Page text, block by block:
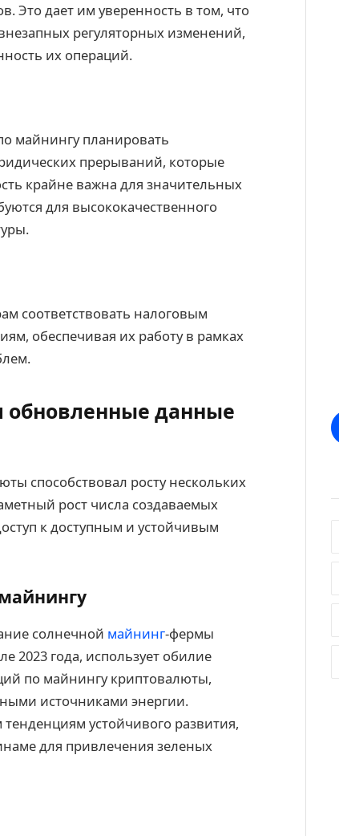
Это дает им уверенность в том, что
регуляторных изменений,
их операций.
майнингу планировать
прерываний, которые
крайне важна для значительных
для высококачественного
соответствовать налоговым
обеспечивая их работу в рамках
данные
способствовал росту нескольких
рост числа создаваемых
к доступным и устойчивым
солнечной майнинг-фермы
2023 года, использует обилие
по майнингу криптовалюты,
источниками энергии.
устойчивого развития,
для привлечения зеленых